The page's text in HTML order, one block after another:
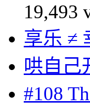
19,493
享乐 ≠
哄自己
#108